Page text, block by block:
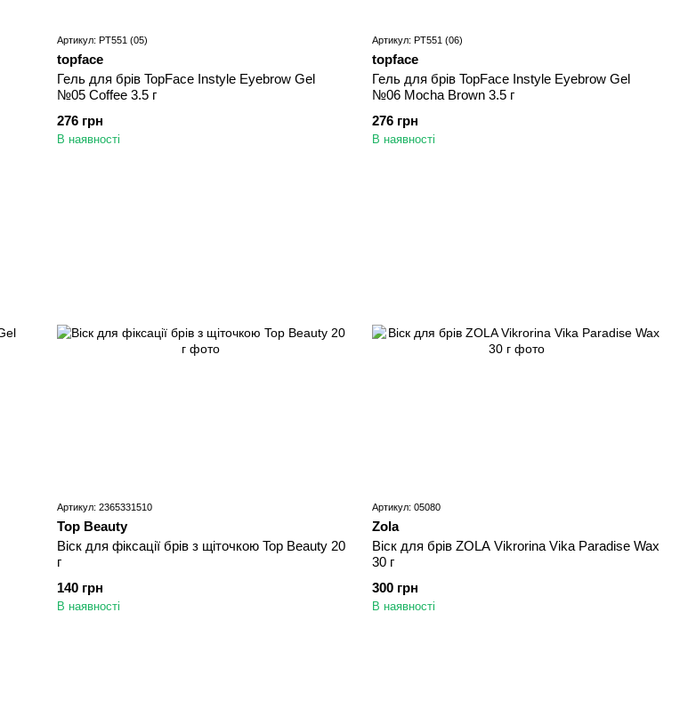
Артикул: PT551 (05)
topface
Гель для брів TopFace Instyle Eyebrow Gel
№05 Coffee 3.5 г
276 грн
В наявності
Артикул: PT551 (06)
topface
Гель для брів TopFace Instyle Eyebrow Gel
№06 Mocha Brown 3.5 г
276 грн
В наявності
Артикул: 2365331510
Top Beauty
Віск для фіксації брів з щіточкою Top Beauty 20
г
140 грн
В наявності
Артикул: 05080
Zola
Віск для брів ZOLA Vikrorina Vika Paradise Wax
30 г
300 грн
В наявності